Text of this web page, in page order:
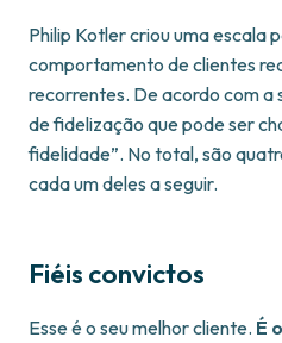
Philip Kotler criou uma escala
comportamento de clientes
recorrentes. De acordo com a
de fidelização que pode ser
fidelidade”. No total, são
cada um deles a seguir.
Fiéis convictos
Esse é o seu melhor cliente. É